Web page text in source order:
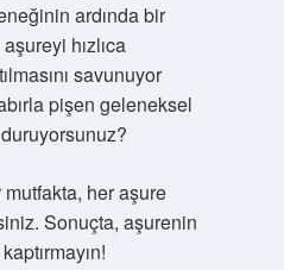
ardında bir
hızlıca
savunuyor
pişen geleneksel
mutfakta, her aşure
Sonuçta, aşurenin